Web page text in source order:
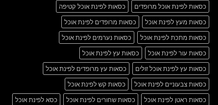
כסאות לפינת אוכל מרופדים
כסאות לפינת אוכל קטיפה
כסאות מעץ לפינת אוכל
כסאות מרופדים לפינת אוכל
כסאות מתכת לפינת אוכל
כסאות נערמים לפינת אוכל
כסאות עור לפינת אוכל
כסאות עץ לפינת אוכל
כסאות עץ לפינת אוכל זולים
כסאות עץ מרופדים לפינת אוכל
כסאות צבעוניים לפינת אוכל
כסאות קש לפינת אוכל
כסאות ראטן לפינת אוכל
כסאות שחורים לפינת אוכל
כסא לפינת אוכל